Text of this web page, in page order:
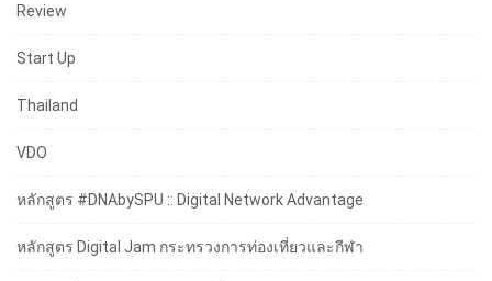
Review
Start Up
Thailand
VDO
หลักสูตร #DNAbySPU :: Digital Network Advantage
หลักสูตร Digital Jam กระทรวงการท่องเที่ยวและกีฬา